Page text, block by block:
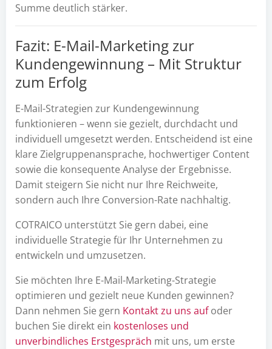
Summe deutlich stärker.
Fazit: E-Mail-Marketing zur
Kundengewinnung – Mit Struktur
zum Erfolg
E-Mail-Strategien zur Kundengewinnung
funktionieren – wenn sie gezielt, durchdacht und
individuell umgesetzt werden. Entscheidend ist eine
klare Zielgruppenansprache, hochwertiger Content
sowie die konsequente Analyse der Ergebnisse.
Damit steigern Sie nicht nur Ihre Reichweite,
sondern auch Ihre Conversion-Rate nachhaltig.
COTRAICO unterstützt Sie gern dabei, eine
individuelle Strategie für Ihr Unternehmen zu
entwickeln und umzusetzen.
Sie möchten Ihre E-Mail-Marketing-Strategie
optimieren und gezielt neue Kunden gewinnen?
Dann nehmen Sie gern Kontakt zu uns aufoder
buchen Sie direkt ein kostenloses und
unverbindliches Erstgespräch mit uns, um erste